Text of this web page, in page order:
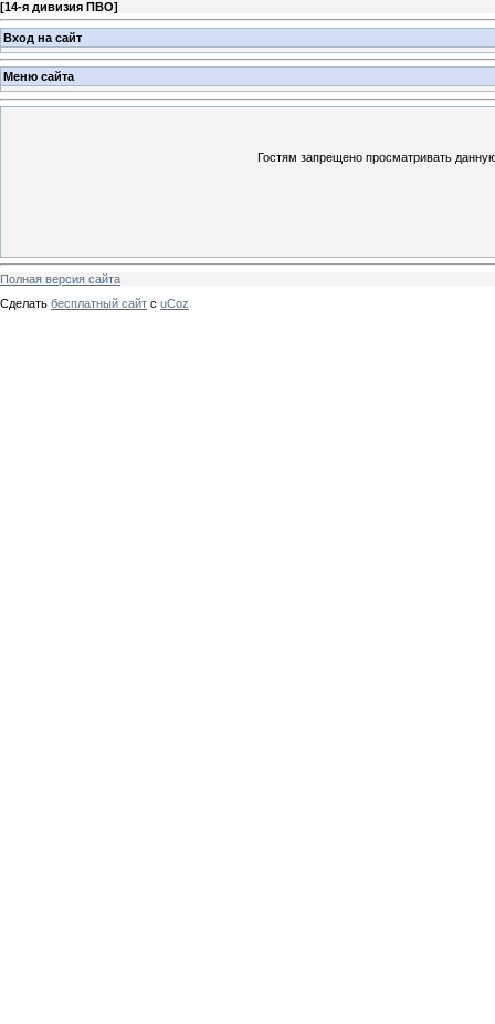
[14-я дивизия ПВО]
Вход на сайт
Меню сайта
Гостям запрещено просматривать
Полная версия сайта
Сделать бесплатный сайт с uCoz